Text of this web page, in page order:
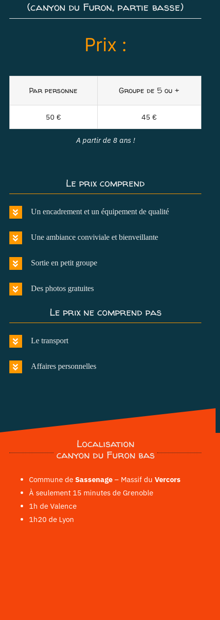
(canyon du Furon, partie basse)
Prix :
Par personne Groupe de 5 ou +
50 € 45 €
A partir de 8 ans !
Le prix comprend
Un encadrement et un équipement de qualité
Une ambiance conviviale et bienveillante
Sortie en petit groupe
Des photos gratuites
Le prix ne comprend pas
Le transport
Affaires personnelles
Localisation
canyon du Furon bas
Commune de Sassenage– Massif du Vercors
À seulement 15 minutes de Grenoble
1h de Valence
1h20 de Lyon